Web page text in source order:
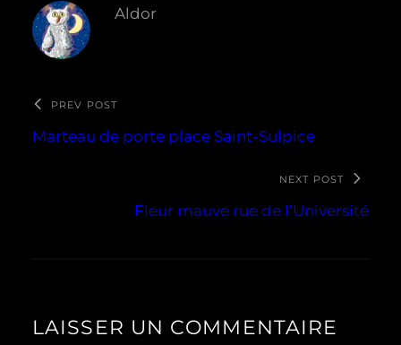
Aldor
PREV POST
Marteau de porte place Saint-Sulpice
NEXT POST
Fleur mauve rue de l’Université
LAISSER UN COMMENTAIRE